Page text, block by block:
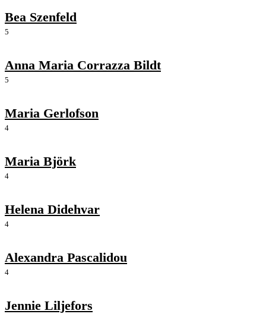
Bea Szenfeld
5
Anna Maria Corrazza Bildt
5
Maria Gerlofson
4
Maria Björk
4
Helena Didehvar
4
Alexandra Pascalidou
4
Jennie Liljefors